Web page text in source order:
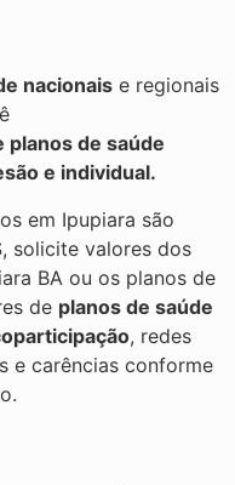
nacionaise regionais
planos de saúde
e individual.
em Ipupiara são
solicite valores dos
BA ou os planos de
de planos de saúde
, redes
e carências conforme